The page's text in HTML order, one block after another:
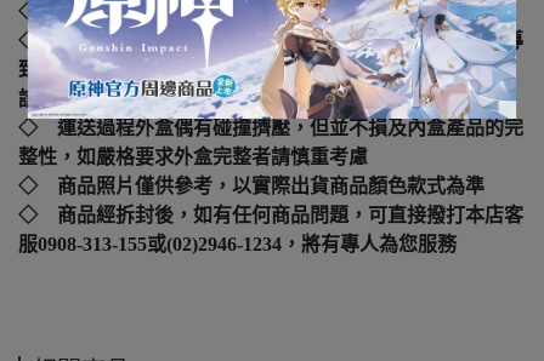
◇ 國際碼：4545784015018
◇ 本產品如拆封或之後壓損後即無法恢復原狀，可能會導
致影響您的退貨權益，在您還不確定是否要辦理退貨以前，
請勿拆封
◇ 運送過程外盒偶有碰撞擠壓，但並不損及內盒產品的完
整性，如嚴格要求外盒完整者請慎重考慮
◇ 商品照片僅供參考，以實際出貨商品顏色款式為準
◇ 商品經拆封後，如有任何商品問題，可直接撥打本店客
服0908-313-155或(02)2946-1234，將有專人為您服務